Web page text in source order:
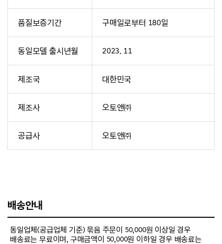
품질보증기간 구매일로부터 180일
동일모델 출시년월 2023. 11
제조국 대한민국
제조사 오토앤㈜
공급사 오토앤㈜
배송안내
동일업체(공급업체 기준) 묶음 주문이 50,000원 이상일 경우
배송료는 무료이며, 구매금액이 50,000원 이하일 경우 배송료는